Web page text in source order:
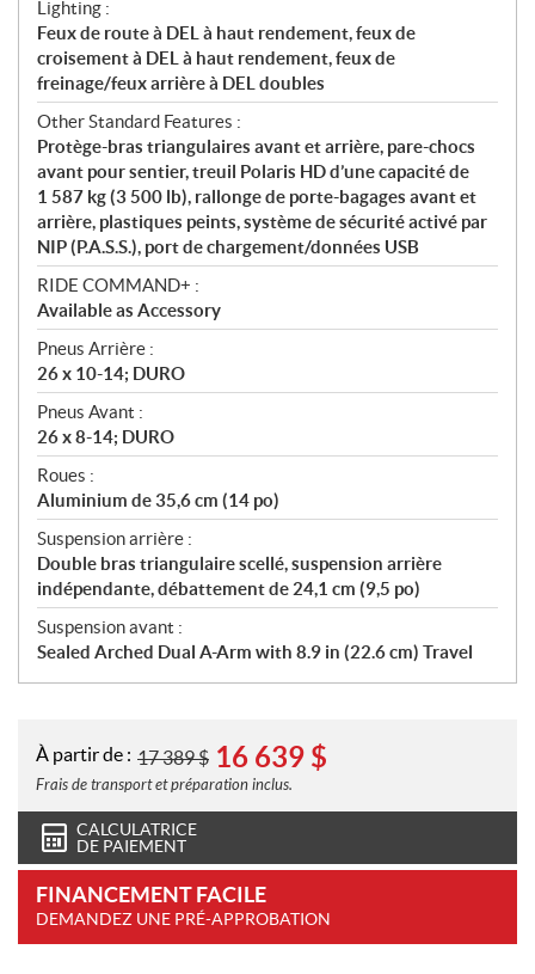
Lighting :
Feux de route à DEL à haut rendement, feux de
croisement à DEL à haut rendement, feux de
freinage/feux arrière à DEL doubles
Other Standard Features :
Protège-bras triangulaires avant et arrière, pare-chocs
avant pour sentier, treuil Polaris HD d’une capacité de
1 587 kg (3 500 lb), rallonge de porte-bagages avant et
arrière, plastiques peints, système de sécurité activé par
NIP (P.A.S.S.), port de chargement/données USB
RIDE COMMAND+ :
Available as Accessory
Pneus Arrière :
26 x 10-14; DURO
Pneus Avant :
26 x 8-14; DURO
Roues :
Aluminium de 35,6 cm (14 po)
Suspension arrière :
Double bras triangulaire scellé, suspension arrière
indépendante, débattement de 24,1 cm (9,5 po)
Suspension avant :
Sealed Arched Dual A-Arm with 8.9 in (22.6 cm) Travel
À partir de : 17 389$ 16 639 $
Frais de transport et préparation inclus.
CALCULATRICE
DE PAIEMENT
FINANCEMENT FACILE
DEMANDEZ UNE PRÉ-APPROBATION